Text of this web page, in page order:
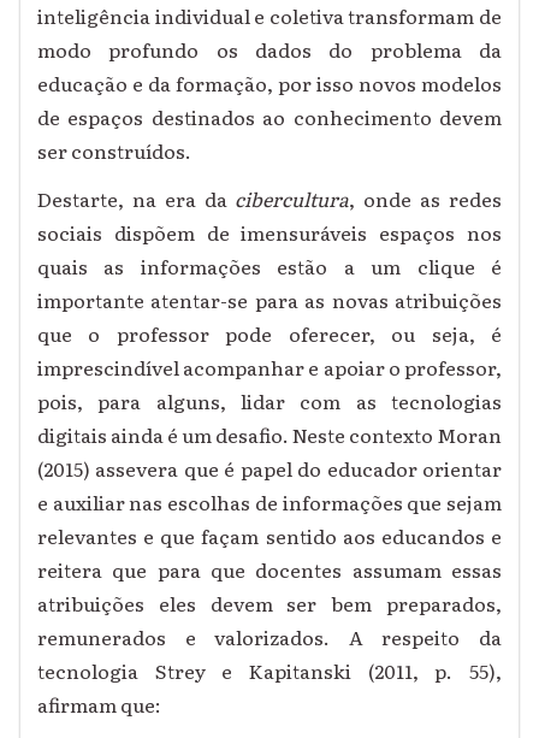
inteligência individual e coletiva transformam de
modo profundo os dados do problema da
educação e da formação, por isso novos modelos
de espaços destinados ao conhecimento devem
ser construídos.
Destarte, na era da cibercultura, onde as redes
sociais dispõem de imensuráveis espaços nos
quais as informações estão a um clique é
importante atentar-se para as novas atribuições
que o professor pode oferecer, ou seja, é
imprescindível acompanhar e apoiar o professor,
pois, para alguns, lidar com as tecnologias
digitais ainda é um desafio. Neste contexto Moran
(2015) assevera que é papel do educador orientar
e auxiliar nas escolhas de informações que sejam
relevantes e que façam sentido aos educandos e
reitera que para que docentes assumam essas
atribuições eles devem ser bem preparados,
remunerados e valorizados. A respeito da
tecnologia Strey e Kapitanski (2011, p. 55),
afirmam que: